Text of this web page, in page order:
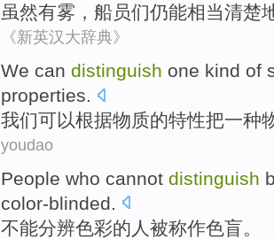
虽然有雾 ， 船员们仍能相当清楚
《新英汉大辞典》
We can distinguish one kind of
properties.
我们可以根据物质的特性把一种
youdao
People who cannot distinguish
color-blinded
不能分辨色彩的人被称作色盲 。